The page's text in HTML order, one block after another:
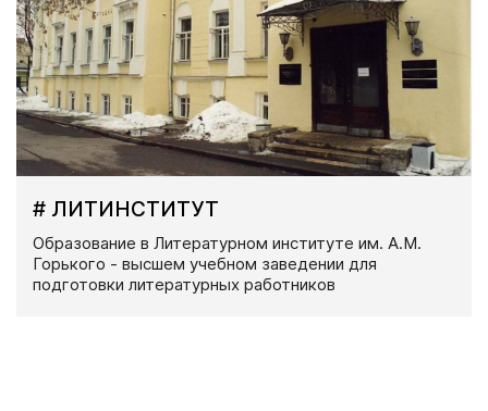
# ЛИТИНСТИТУТ
Образование в Литературном институте им. А.М.
Горького - высшем учебном заведении для
подготовки литературных работников